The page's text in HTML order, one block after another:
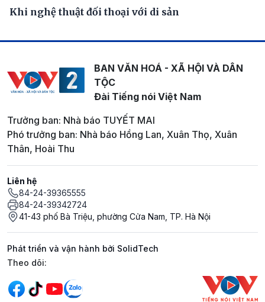
Khi nghệ thuật đối thoại với di sản
BAN VĂN HOÁ - XÃ HỘI VÀ DÂN
TỘC
Đài Tiếng nói Việt Nam
Trưởng ban: Nhà báo TUYẾT MAI
Phó trưởng ban: Nhà báo Hồng Lan, Xuân Thọ, Xuân
Thân, Hoài Thu
Liên hệ
84-24-39365555
84-24-39342724
41-43 phố Bà Triệu, phường Cửa Nam, TP. Hà Nội
Phát triển và vận hành bởi SolidTech
Mạng xã hội
Theo dõi: